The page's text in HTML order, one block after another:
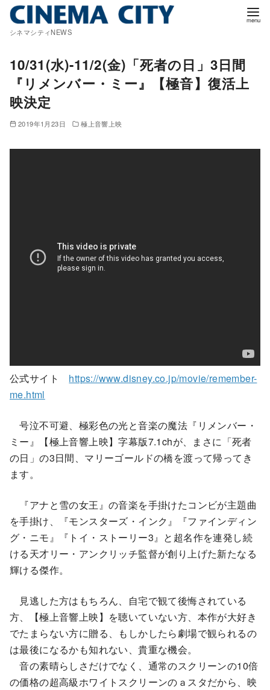
シネマシティNEWS
10/31(水)-11/2(金)「死者の日」3日間
『リメンバー・ミー』【極音】復活上
映決定
2019年1月23日 極上音響上映
公式サイト https://www.disney.co.jp/movie/remember-
me.html
号泣不可避、極彩色の光と音楽の魔法『リメンバー・
ミー』【極上音響上映】字幕版7.1chが、まさに「死者
の日」の3日間、マリーゴールドの橋を渡って帰ってき
ます。
『アナと雪の女王』の音楽を手掛けたコンビが主題曲
を手掛け、『モンスターズ・インク』『ファインディン
グ・ニモ』『トイ・ストーリー3』と超名作を連発し続
ける天才リー・アンクリッチ監督が創り上げた新たなる
輝ける傑作。
見逃した方はもちろん、自宅で観て後悔されている
方、【極上音響上映】を聴いていない方、本作が大好き
でたまらない方に贈る、もしかしたら劇場で観られるの
は最後になるかも知れない、貴重な機会。
音の素晴らしさだけでなく、通常のスクリーンの10倍
の価格の超高級ホワイトスクリーンのａスタだから、映